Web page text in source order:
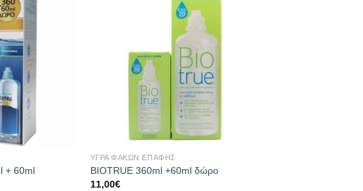
+ 60ml
ΥΓΡΆ ΦΑΚΏΝ ΕΠΑΦΉΣ
BIOTRUE 360ml +60ml δώρο
11,00€